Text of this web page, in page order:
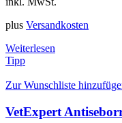
plus Versandkosten
Weiterlesen
Tipp
Zur Wunschliste
VetExpert